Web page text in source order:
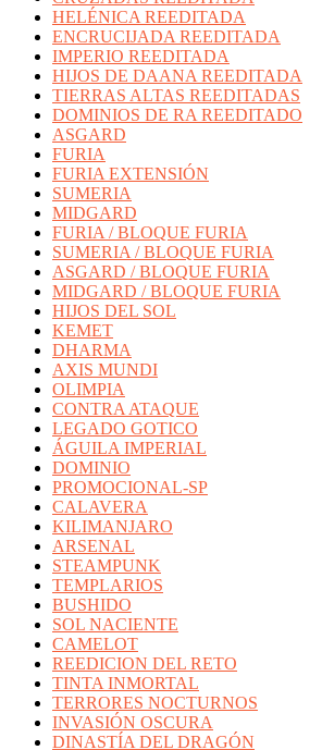
HELÉNICA REEDITADA
ENCRUCIJADA REEDITADA
IMPERIO REEDITADA
HIJOS DE DAANA REEDITADA
TIERRAS ALTAS REEDITADAS
DOMINIOS DE RA REEDITADO
ASGARD
FURIA
FURIA EXTENSIÓN
SUMERIA
MIDGARD
FURIA / BLOQUE FURIA
SUMERIA / BLOQUE FURIA
ASGARD / BLOQUE FURIA
MIDGARD / BLOQUE FURIA
HIJOS DEL SOL
KEMET
DHARMA
AXIS MUNDI
OLIMPIA
CONTRA ATAQUE
LEGADO GOTICO
ÁGUILA IMPERIAL
DOMINIO
PROMOCIONAL-SP
CALAVERA
KILIMANJARO
ARSENAL
STEAMPUNK
TEMPLARIOS
BUSHIDO
SOL NACIENTE
CAMELOT
REEDICION DEL RETO
TINTA INMORTAL
TERRORES NOCTURNOS
INVASIÓN OSCURA
DINASTÍA DEL DRAGÓN